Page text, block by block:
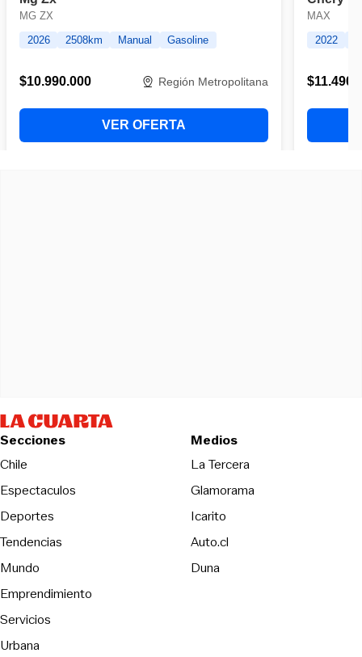
Secciones
Chile
Espectaculos
Deportes
Tendencias
Mundo
Emprendimiento
Servicios
Urbana
Medios
La TerceraOpens in new
Glamorama
Icarito
Auto.cl
DunaOpens in new window